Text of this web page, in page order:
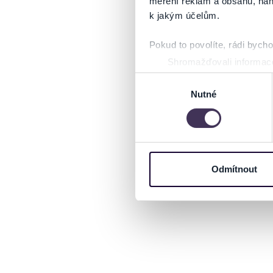
k jakým účelům.
Pokud to povolíte, rádi
Shromažďovali
Identifikovali vaše
Zjistěte více o tom, jak
můžete kdykoliv změnit
informace o vašem zařízení
osobní údaje. Získané
Jaké typy cookies
můžete kdykoliv změnit v
Nutné
Odmítnout